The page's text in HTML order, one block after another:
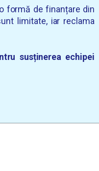
formă de finanțare din
limitate, iar reclama
susținerea echipei